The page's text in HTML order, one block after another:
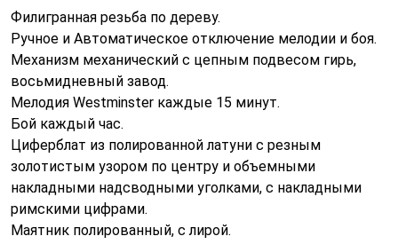
Филигранная резьба по дереву.
Ручное и Автоматическое отключение мелодии и боя.
Механизм механический с цепным подвесом гирь,
восьмидневный завод.
Мелодия Westminster каждые 15 минут.
Бой каждый час.
Циферблат из полированной латуни с резным
золотистым узором по центру и объемными
накладными надсводными уголками, с накладными
римскими цифрами.
Маятник полированный, с лирой.